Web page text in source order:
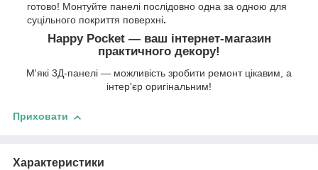
готово! Монтуйте панелі послідовно одна за одною для
суцільного покриття поверхні.
Happy Pocket — ваш інтернет-магазин
практичного декору!
М'які 3Д-панелі — можливість зробити ремонт цікавим, а
інтер'єр оригінальним!
Приховати
Характеристики